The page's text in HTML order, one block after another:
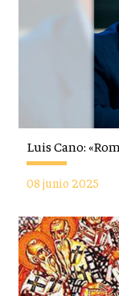
Luis Cano:
08 junio 2025